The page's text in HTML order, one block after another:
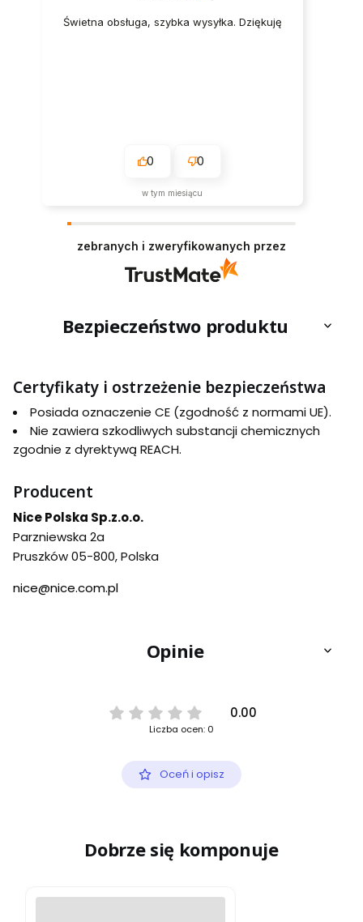
Świetna obsługa, szybka wysyłka. Dziękuję
0 0
w tym miesiącu
zebranych i zweryfikowanych przez
Bezpieczeństwo produktu
Certyfikaty i ostrzeżenie bezpieczeństwa
Posiada oznaczenie CE (zgodność z normami UE).
Nie zawiera szkodliwych substancji chemicznych
zgodnie z dyrektywą REACH.
Producent
Nice Polska Sp.z.o.o.
Parzniewska 2a
Pruszków 05-800, Polska
nice@nice.com.pl
Opinie
0.00
Liczba ocen: 0
Oceń i opisz
Dobrze się komponuje